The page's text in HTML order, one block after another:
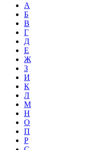
А
Б
В
Г
Д
Е
Ж
З
И
К
Л
М
Н
О
П
Р